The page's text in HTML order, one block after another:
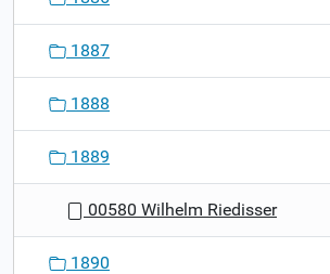
1887
1888
1889
00580 Wilhelm Riedisser
1890